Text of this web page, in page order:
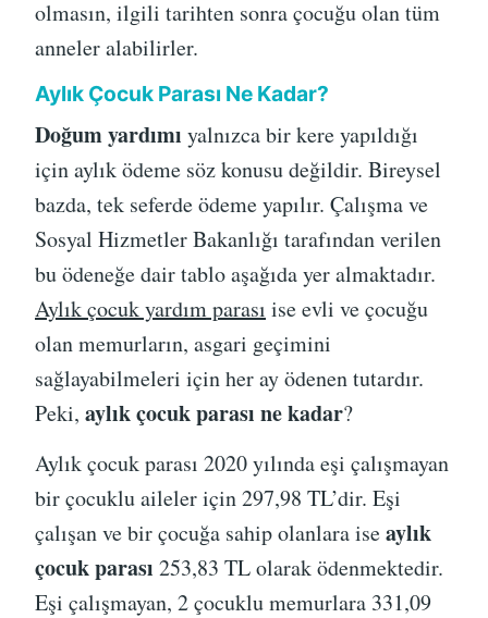
olmasın, ilgili tarihten sonra çocuğu olan tüm
anneler alabilirler.
Aylık Çocuk Parası Ne Kadar?
Doğum yardımı yalnızca bir kere yapıldığı
için aylık ödeme söz konusu değildir. Bireysel
bazda, tek seferde ödeme yapılır. Çalışma ve
Sosyal Hizmetler Bakanlığı tarafından verilen
bu ödeneğe dair tablo aşağıda yer almaktadır.
Aylık çocuk yardım parası ise evli ve çocuğu
olan memurların, asgari geçimini
sağlayabilmeleri için her ay ödenen tutardır.
Peki, aylık çocuk parası ne kadar?
Aylık çocuk parası 2020 yılında eşi çalışmayan
bir çocuklu aileler için 297,98 TL’dir. Eşi
çalışan ve bir çocuğa sahip olanlara iseaylık
çocuk parası 253,83 TL olarak ödenmektedir.
Eşi çalışmayan, 2 çocuklu memurlara 331,09